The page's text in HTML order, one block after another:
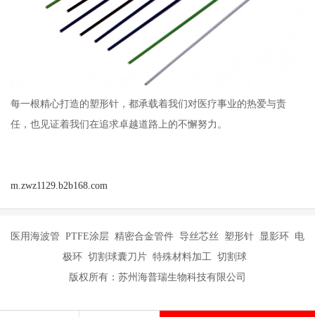
每一根精心打造的塑形针，都承载着我们对医疗事业的热爱与责
任，也见证着我们在追求卓越道路上的不懈努力。
m.zwz1129.b2b168.com
医用海波管 PTFE涂层 精密合金管件 导丝芯丝 塑形针 显影环 电
极环 切割球囊刀片 特殊材料加工 切割球
版权所有：苏州海普瑞生物科技有限公司